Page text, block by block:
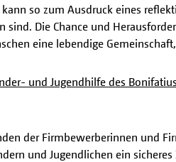
so zum Ausdruck eines
Die Chance und
eine lebendige
und Jugendhilfe des
der Firmbewerberinnen und
und Jugendlichen ein